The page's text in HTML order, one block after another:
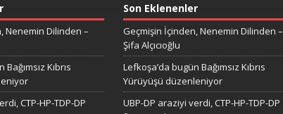
Nenemin Dilinden –
Kıbrıs
CTP-HP-TDP-DP
Son Eklenenler
Geçmişin İçinden, Nenemin Dilinden –
Şifa Alçıcıoğlu
Lefkoşa’da bugün Bağımsız Kıbrıs
Yürüyüşü düzenleniyor
UBP-DP araziyi verdi, CTP-HP-TDP-DP